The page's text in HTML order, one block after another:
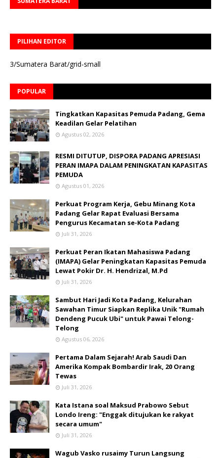
PILIHAN EDITOR
3/Sumatera Barat/grid-small
POPULAR
Tingkatkan Kapasitas Pemuda Padang, Gema
Keadilan Gelar Pelatihan
Agustus 02, 2026
RESMI DITUTUP, DISPORA PADANG APRESIASI
PERAN IMAPA DALAM PENINGKATAN KAPASITAS
PEMUDA
Agustus 01, 2026
Perkuat Program Kerja, Gebu Minang Kota
Padang Gelar Rapat Evaluasi Bersama
Pengurus Kecamatan se-Kota Padang
Juli 31, 2026
Perkuat Peran Ikatan Mahasiswa Padang
(IMAPA) Gelar Peningkatan Kapasitas Pemuda
Lewat Pokir Dr. H. Hendrizal, M.Pd
Juli 31, 2026
Sambut Hari Jadi Kota Padang, Kelurahan
Sawahan Timur Siapkan Replika Unik "Rumah
Dendeng Pucuk Ubi" untuk Pawai Telong-
Telong
Agustus 06, 2026
Pertama Dalam Sejarah! Arab Saudi Dan
Amerika Kompak Bombardir Irak, 20 Orang
Tewas
Juli 31, 2026
Kata Istana soal Maksud Prabowo Sebut
Londo Ireng: "Enggak ditujukan ke rakyat
secara umum"
Juli 31, 2026
Wagub Vasko rusaimy Turun Langsung